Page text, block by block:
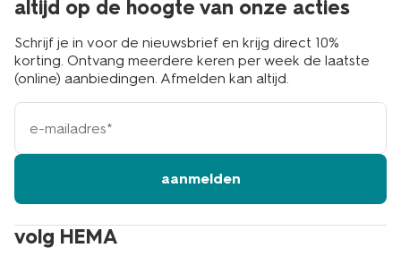
volg HEMA
altijd op de hoogte van onze acties
Schrijf je in voor de nieuwsbrief en krijg direct 10%
korting. Ontvang meerdere keren per week de laatste
(online) aanbiedingen. Afmelden kan altijd.
e-
mailadres
aanmelden